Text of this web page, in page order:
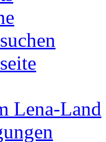
Lena-Land